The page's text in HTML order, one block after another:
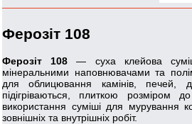
Ферозіт 108
Ферозіт 108 — суха клейова
мінеральними наповнювачами та
для облицювання камінів, печей,
підігріваються, плиткою
використання суміші для мурування
зовнішніх та внутрішніх робіт.